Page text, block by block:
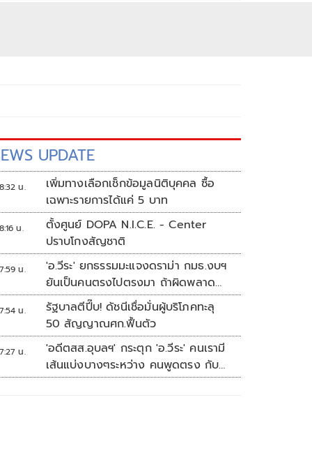
UPDATE
น.
เพิ่มทางเลือกเช็กข้อมูลนิติบุคคล ซื้อ
เฉพาะรายการได้แค่ 5 บาท
น.
ตั้งศูนย์ DOPA N.I.C.E. - Center
ปราบโกงสัญชาติ
น.
'อ.วีระ' ยกธรรมมะแจงดราม่า กมธ.งบฯ
ยันเป็นคนตรงไปตรงมา ถ้าผิดพลาด
พร้อมขอโทษ
น.
รัฐบาลตีปี๊บ! ดัชนีเชื่อมั่นผู้บริโภคทะลุ
50 สัญญาณศก.ฟื้นตัว
น.
'อดีตสส.อุบลฯ' กระตุก 'อ.วีระ' คนเรามี
เส้นแบ่งบางๆระหว่าง คนพูดตรง กับ
คนมีมารยาท